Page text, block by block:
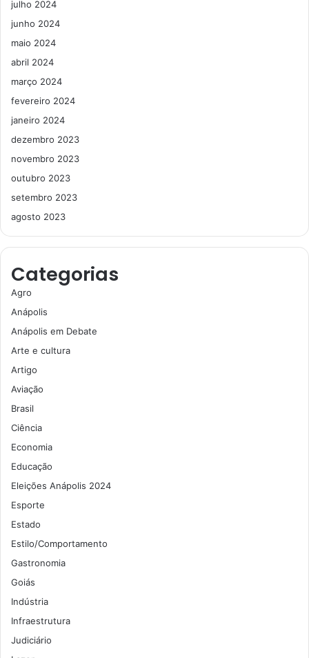
julho 2024
junho 2024
maio 2024
abril 2024
março 2024
fevereiro 2024
janeiro 2024
dezembro 2023
novembro 2023
outubro 2023
setembro 2023
agosto 2023
Categorias
Agro
Anápolis
Anápolis em Debate
Arte e cultura
Artigo
Aviação
Brasil
Ciência
Economia
Educação
Eleições Anápolis 2024
Esporte
Estado
Estilo/Comportamento
Gastronomia
Goiás
Indústria
Infraestrutura
Judiciário